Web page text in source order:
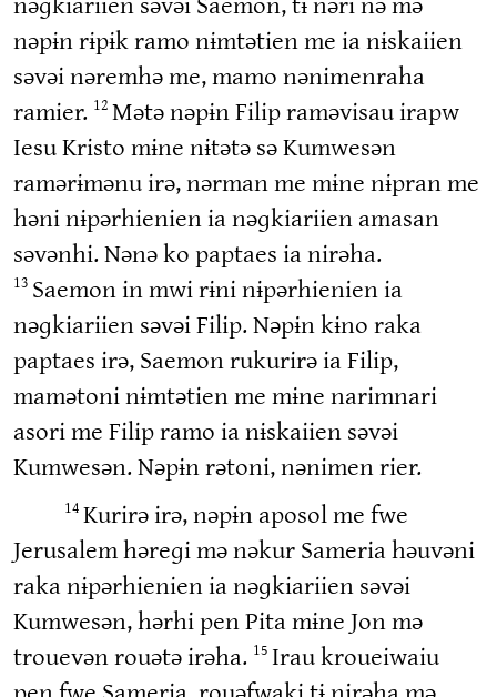
nəpɨn rɨpɨk ramo nɨmtətien me ia nɨskaiien
səvəi nəremhə me, mamo nənimenraha
ramier. 12 Mətə nəpɨn Filip raməvisau irapw
Iesu Kristo mɨne nɨtətə sə Kumwesən
ramərɨmənu irə, nərman me mɨne nɨpran me
həni nɨpərhienien ia nəɡkiariien amasan
səvənhi. Nənə ko paptaes ia nirəha.
13 Saemon in mwi rɨni nɨpərhienien ia
nəɡkiariien səvəi Filip. Nəpɨn kɨno raka
paptaes irə, Saemon rukurirə ia Filip,
mamətoni nɨmtətien me mɨne narimnari
asori me Filip ramo ia nɨskaiien səvəi
Kumwesən. Nəpɨn rətoni, nənimen rier.
14 Kurirə irə, nəpɨn aposol me fwe
Jerusalem həreɡi mə nəkur Sameria həuvəni
raka nɨpərhienien ia nəɡkiariien səvəi
Kumwesən, hərhi pen Pita mɨne Jon mə
trouevən rouətə irəha. 15 Irau kroueiwaiu